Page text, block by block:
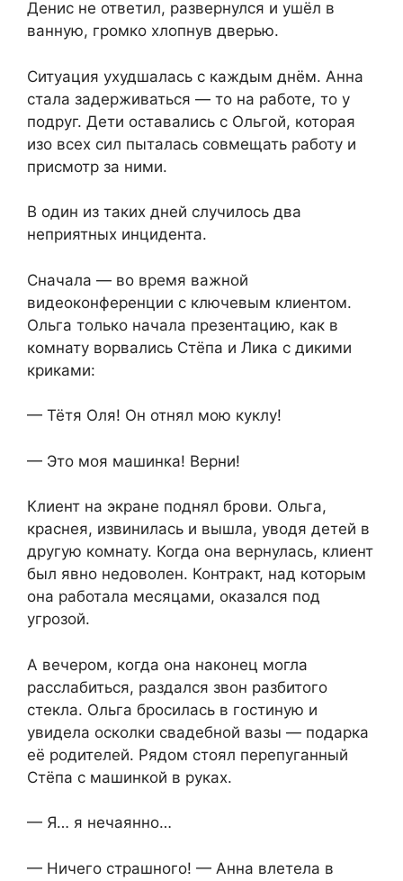
Денис не ответил, развернулся и ушёл в
ванную, громко хлопнув дверью.
Ситуация ухудшалась с каждым днём. Анна
стала задерживаться — то на работе, то у
подруг. Дети оставались с Ольгой, которая
изо всех сил пыталась совмещать работу и
присмотр за ними.
В один из таких дней случилось два
неприятных инцидента.
Сначала — во время важной
видеоконференции с ключевым клиентом.
Ольга только начала презентацию, как в
комнату ворвались Стёпа и Лика с дикими
криками:
— Тётя Оля! Он отнял мою куклу!
— Это моя машинка! Верни!
Клиент на экране поднял брови. Ольга,
краснея, извинилась и вышла, уводя детей в
другую комнату. Когда она вернулась, клиент
был явно недоволен. Контракт, над которым
она работала месяцами, оказался под
угрозой.
А вечером, когда она наконец могла
расслабиться, раздался звон разбитого
стекла. Ольга бросилась в гостиную и
увидела осколки свадебной вазы — подарка
её родителей. Рядом стоял перепуганный
Стёпа с машинкой в руках.
— Я… я нечаянно…
— Ничего страшного! — Анна влетела в